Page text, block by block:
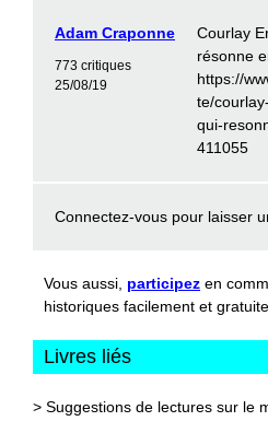
Adam Craponne
773 critiques
25/08/19
Courlay
résonne
https://
te/
qui-
411055
Connectez-vous pour laisser
Vous aussi, participez en
historiques facilement et
Livres liés
> Suggestions de lectures sur le